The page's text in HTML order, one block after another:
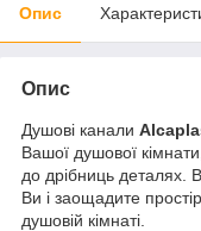
Опис
Опис
Душові канали
Вашої душової
до дрібниць деталях.
Ви і заощадите
душовій кімнаті.